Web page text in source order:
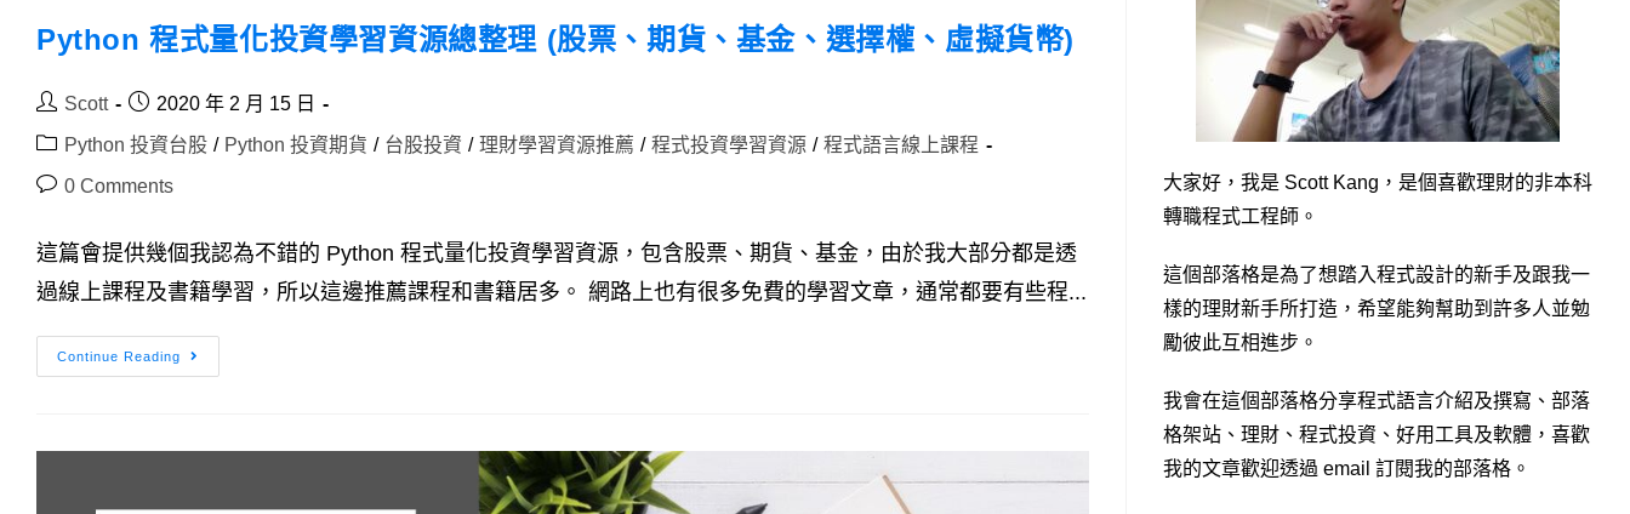
Python 程式量化投資學習資源總整理 (股票、期貨、基金、選擇權、虛擬貨幣)
PostScott
Post2020 年 2 月 15 日
PostPython 投資台股 / Python 投資期貨 / 台股投資 / 理財學習資源推薦 / 程式投資學習資源 / 程式語言線上課程
Post0 Comments
這篇會提供幾個我認為不錯的 Python 程式量化投資學習資源，包含股票、期貨、基金，由於我大部分都是透
過線上課程及書籍學習，所以這邊推薦課程和書籍居多。 網路上也有很多免費的學習文章，通常都要有些程...
Continue Reading
Python
程
資
資
大家好，我是 Scott Kang，是個喜歡理財的非本科
轉職程式工程師。
這個部落格是為了想踏入程式設計的新手及跟我一
樣的理財新手所打造，希望能夠幫助到許多人並勉
勵彼此互相進步。
我會在這個部落格分享程式語言介紹及撰寫、部落
格架站、理財、程式投資、好用工具及軟體，喜歡
我的文章歡迎透過 email 訂閱我的部落格。